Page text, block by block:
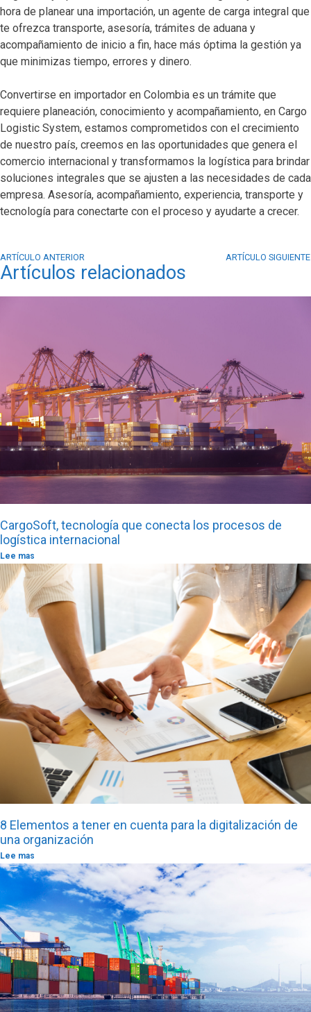
hora de planear una importación, un agente de carga integral que
te ofrezca transporte, asesoría, trámites de aduana y
acompañamiento de inicio a fin, hace más óptima la gestión ya
que minimizas tiempo, errores y dinero.
Convertirse en importador en Colombia es un trámite que
requiere planeación, conocimiento y acompañamiento, en Cargo
Logistic System, estamos comprometidos con el crecimiento
de nuestro país, creemos en las oportunidades que genera el
comercio internacional y transformamos la logística para brindar
soluciones integrales que se ajusten a las necesidades de cada
empresa. Asesoría, acompañamiento, experiencia, transporte y
tecnología para conectarte con el proceso y ayudarte a crecer.
ARTÍCULO ANTERIOR ARTÍCULO SIGUIENTE
Artículos relacionados
CargoSoft, tecnología que conecta los procesos de
logística internacional
Lee mas
8 Elementos a tener en cuenta para la digitalización de
una organización
Lee mas